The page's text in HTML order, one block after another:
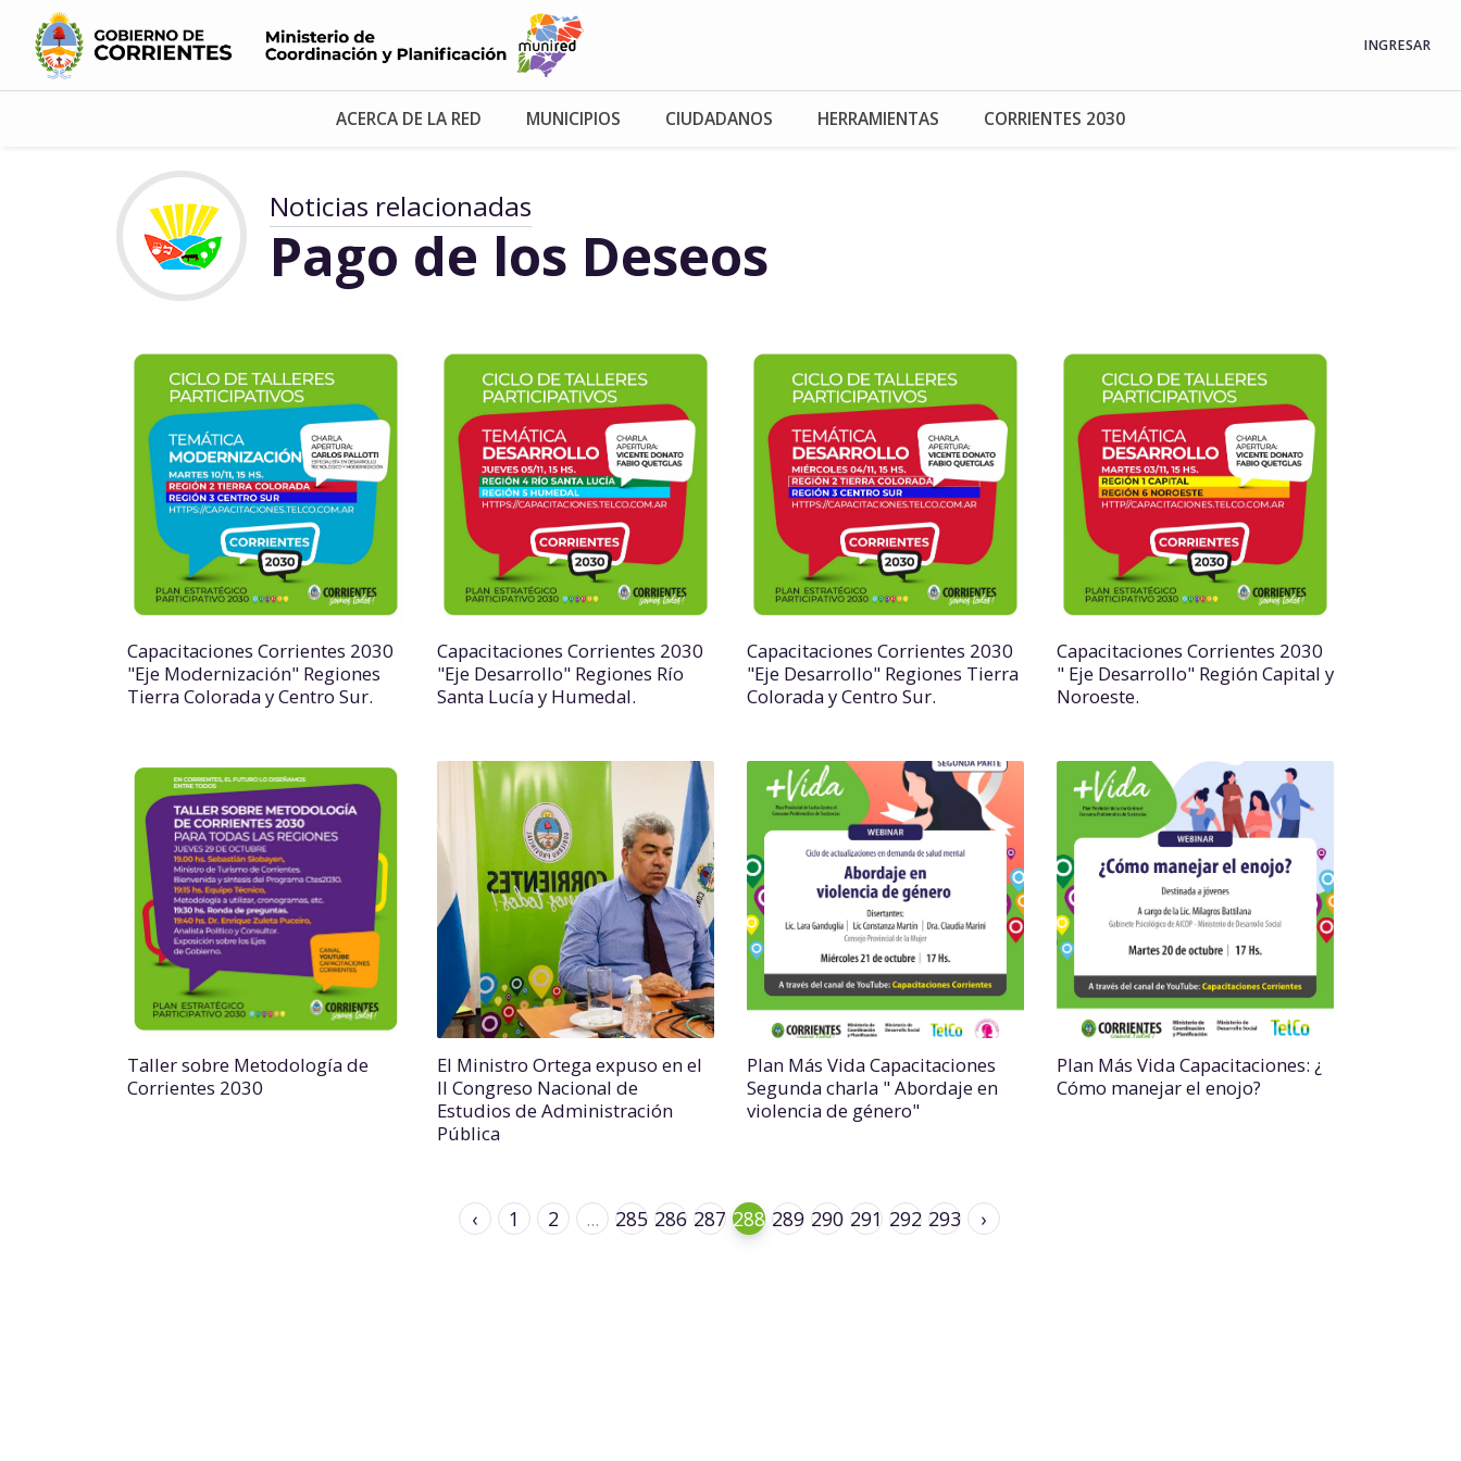
INGRESAR
ACERCA DE LA RED MUNICIPIOS CIUDADANOS HERRAMIENTAS CORRIENTES 2030
Noticias relacionadas
Pago de los Deseos
Capacitaciones Corrientes 2030
"Eje Modernización" Regiones
Tierra Colorada y Centro Sur.
Capacitaciones Corrientes 2030
"Eje Desarrollo" Regiones Río
Santa Lucía y Humedal.
Capacitaciones Corrientes 2030
"Eje Desarrollo" Regiones Tierra
Colorada y Centro Sur.
Capacitaciones Corrientes 2030
" Eje Desarrollo" Región Capital y
Noroeste.
Taller sobre Metodología de
Corrientes 2030
El Ministro Ortega expuso en el
II Congreso Nacional de
Estudios de Administración
Pública
Plan Más Vida Capacitaciones
Segunda charla " Abordaje en
violencia de género"
Plan Más Vida Capacitaciones: ¿
Cómo manejar el enojo?
‹ 1 2 ... 285 286 287 288 289 290 291 292 293 ›